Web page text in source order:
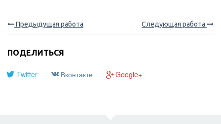
Предыдущая работа Следующая работа
ПОДЕЛИТЬСЯ
Twitter Вконтакте Google+